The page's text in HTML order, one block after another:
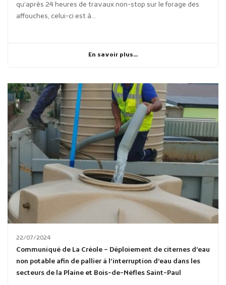
qu’après 24 heures de travaux non-stop sur le forage des
affouches, celui-ci est à...
En savoir plus...
22/07/2024
Communiqué de La Créole – Déploiement de citernes d’eau
non potable afin de pallier à l’interruption d’eau dans les
secteurs de la Plaine et Bois-de-Nèfles Saint-Paul